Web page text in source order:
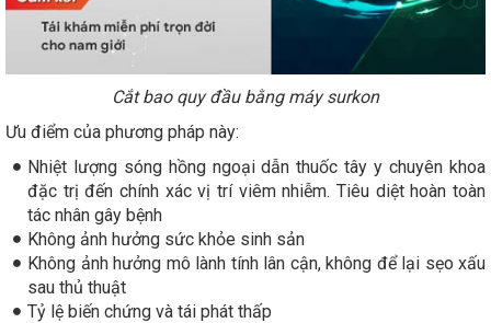
Cắt bao quy đầu bằng máy surkon
Ưu điểm của phương pháp này:
Nhiệt lượng sóng hồng ngoại dẫn thuốc tây y chuyên khoa
đặc trị đến chính xác vị trí viêm nhiễm. Tiêu diệt hoàn toàn
tác nhân gây bệnh
Không ảnh hưởng sức khỏe sinh sản
Không ảnh hưởng mô lành tính lân cận, không để lại sẹo xấu
sau thủ thuật
Tỷ lệ biến chứng và tái phát thấp